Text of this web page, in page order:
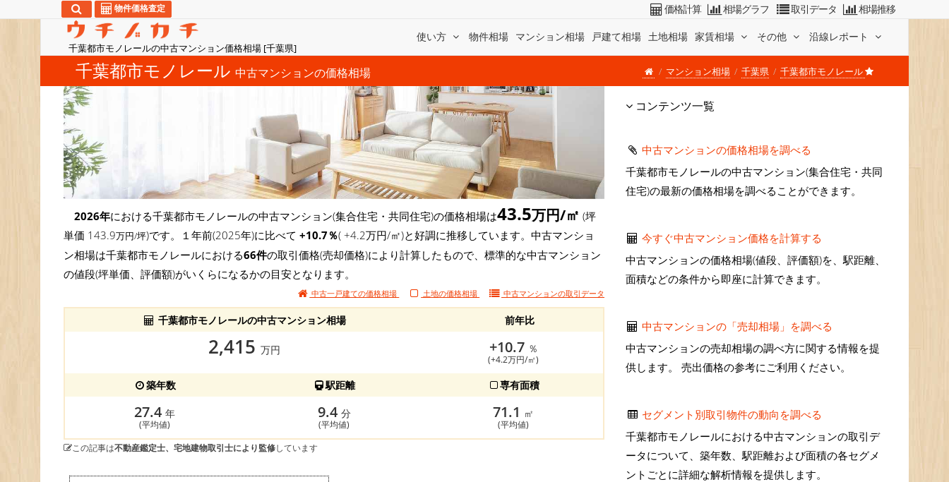
千葉都市モノレールの中古マンション価格相場 [千葉県]
使い方 物件相場 マンション相場 戸建て相場 土地相場 家賃相場 その他 沿線レポート
物件価格査定 価格計算 相場グラフ 取引データ 相場推移
千葉都市モノレール 中古マンションの価格相場 マンション相場 千葉県 千葉都市モノレール
2026年における千葉都市モノレールの中古マンション(集合住宅・共同住宅)の価格相場は43.5万円/㎡ (坪
単価 143.9万円/坪)です。１年前(2025年)に比べて +10.7％( +4.2万円/㎡)と好調に推移しています。中古マンショ
ン相場は千葉都市モノレールにおける66件の取引価格(売却価格)により計算したもので、標準的な中古マンション
の値段(坪単価、評価額)がいくらになるかの目安となります。
中古一戸建ての価格相場 土地の価格相場 中古マンションの取引データ
千葉都市モノレールの中古マンション相場 前年比
2,415 万円 +10.7 ％
(+4.2万円/㎡)
築年数 駅距離 専有面積
27.4 年
(平均値)
9.4 分
(平均値)
71.1 ㎡
(平均値)
この記事は不動産鑑定士、宅地建物取引士により監修しています
コンテンツ一覧
中古マンションの価格相場を調べる
千葉都市モノレールの中古マンション(集合住宅・共同
住宅)の最新の価格相場を調べることができます。
今すぐ中古マンション価格を計算する
中古マンションの価格相場(値段、評価額)を、駅距離、
面積などの条件から即座に計算できます。
中古マンションの「売却相場」を調べる
中古マンションの売却相場の調べ方に関する情報を提
供します。 売出価格の参考にご利用ください。
セグメント別取引物件の動向を調べる
千葉都市モノレールにおける中古マンションの取引デ
ータについて、築年数、駅距離および面積の各セグメ
ントごとに詳細な解析情報を提供します。